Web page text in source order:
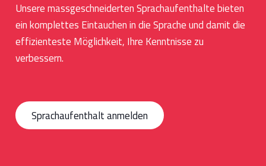
Unsere massgeschneiderten Sprachaufenthalte bieten
ein komplettes Eintauchen in die Sprache und damit die
effizienteste Möglichkeit, Ihre Kenntnisse zu
verbessern.
Sprachaufenthalt anmelden